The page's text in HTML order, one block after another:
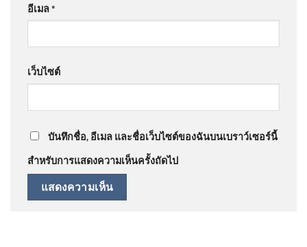
อีเมล*
เว็บไซต์
บันทึกชื่อ, อีเมล และชื่อเว็บไซต์ของฉันบนเบราว์เซอร์นี้
สำหรับการแสดงความเห็นครั้งถัดไป